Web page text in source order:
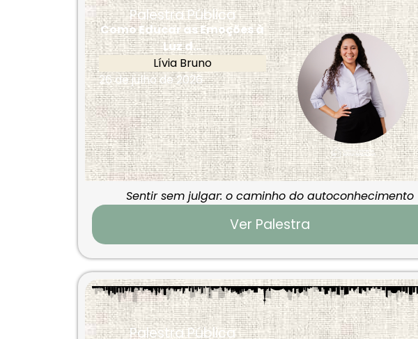
Palestra Pública
Como Educar as Emoções à
Luz d...
Lívia Bruno
26 de julho de 2026
Sentir sem julgar: o caminho do autoconhecimento
Ver Palestra
Palestra Pública